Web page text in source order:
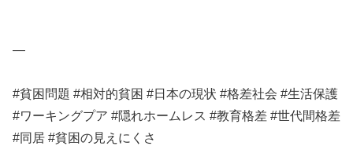
—
#貧困問題 #相対的貧困 #日本の現状 #格差社会 #生活保護
#ワーキングプア #隠れホームレス #教育格差 #世代間格差
#同居 #貧困の見えにくさ